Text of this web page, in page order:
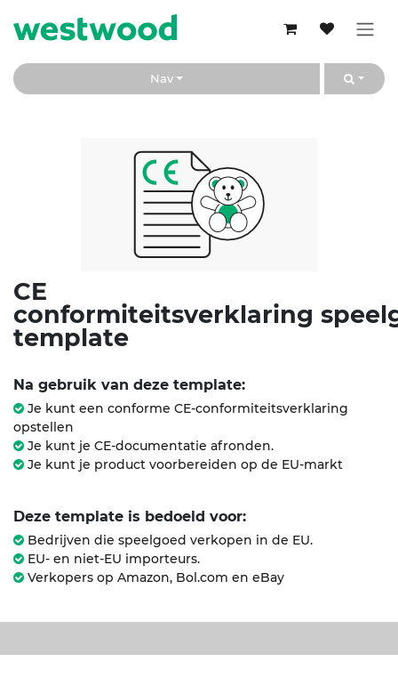
Nav
CE
conformiteitsverklaring
template
Na gebruik van deze template:
Je kunt een conforme CE-conformiteitsverklaring
opstellen
Je kunt je CE-documentatie afronden.
Je kunt je product voorbereiden op de EU-markt
Deze template is bedoeld voor:
Bedrijven die speelgoed verkopen in de EU.
EU- en niet-EU importeurs.
Verkopers op Amazon, Bol.com en eBay